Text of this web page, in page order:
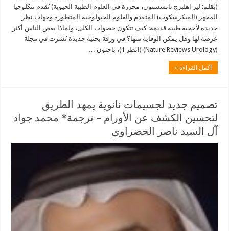
(بقلم: ليز اهلبرج تاتشستون، محررة في العلوم الطبية الحيوية) تُقدم تنكلوجيا
المجهر (الميكرسكوب) المتقدم والعلوم الجيولوجية المتطورة وجهات نظر
جديدة لأحجية طبية قديمة: كيف تتكون حصوات الكلى، ولماذا بعض الناس أكثر
عرضة لها وهل يمكن الوقاية منها؟ في ورقة بحثية جديدة نُشرت في مجلة
(Nature Reviews Urology) (انظر 1)، باحثون …
أكمل القراءة »
تصميم جديد لجسيمات نانوية يمهد الطريق
لتحسين الكشف عن الأورام – ترجمة* محمد جواد
آل السيد ناصر الخضراوي